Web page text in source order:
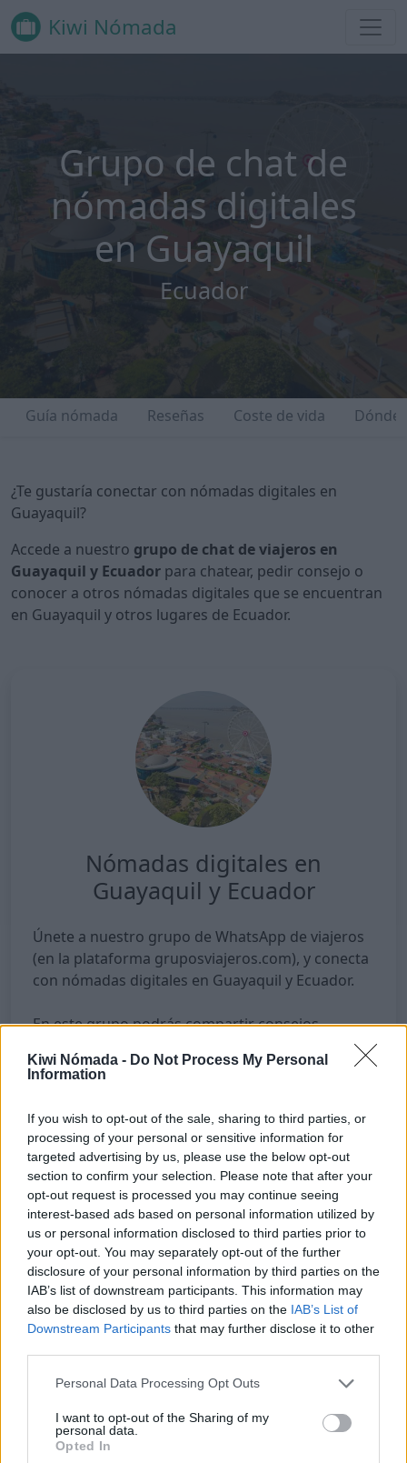
Kiwi Nómada - Do Not Process My Personal
Information
If you wish to opt-out of the sale, sharing to third parties, or
processing of your personal or sensitive information for
targeted advertising by us, please use the below opt-out
section to confirm your selection. Please note that after your
opt-out request is processed you may continue seeing
interest-based ads based on personal information utilized by
us or personal information disclosed to third parties prior to
your opt-out. You may separately opt-out of the further
disclosure of your personal information by third parties on the
IAB’s list of downstream participants. This information may
also be disclosed by us to third parties on the IAB’s List of
Downstream Participants that may further disclose it to other
Personal Data Processing Opt Outs
I want to opt-out of the Sharing of my
personal data.
Opted In
Kiwi Nómada
Grupo de chat de
nómadas digitales
en Guayaquil
Ecuador
Guía nómada Reseñas Coste de vida Dónde
¿Te gustaría conectar con nómadas digitales en
Guayaquil?
Accede a nuestro grupo de chat de viajeros en
Guayaquil y Ecuador para chatear, pedir consejo o
conocer a otros nómadas digitales que se encuentran
en Guayaquil y otros lugares de Ecuador.
Nómadas digitales en
Guayaquil y Ecuador
Únete a nuestro grupo de WhatsApp de viajeros
(en la plataforma gruposviajeros.com), y conecta
con nómadas digitales en Guayaquil y Ecuador.
En este grupo podrás compartir consejos,
experiencias, preguntar dudas, etc. y chatear con
la comunidad de nómadas digitales en Ecuador.
Acceder al grupo
(se te redigirá a gruposviajeros.com)
Se ha accedido al grupo 0 veces